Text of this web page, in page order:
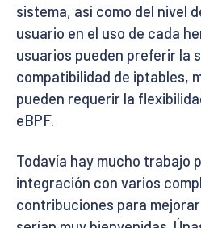
sistema, así como del nivel
usuario en el uso de cada
usuarios pueden preferir la
compatibilidad de iptables,
pueden requerir la
eBPF.
Todavía hay mucho trabajo
integración con varios
contribuciones para